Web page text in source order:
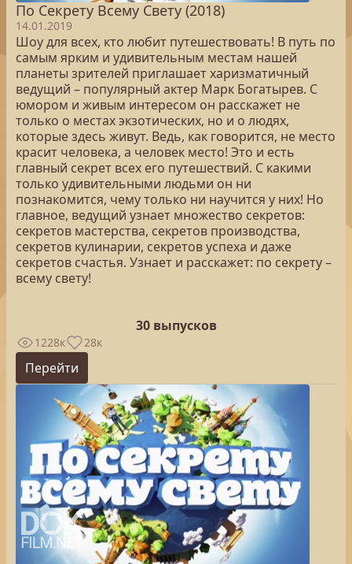
По Секрету Всему Свету (2018)
14.01.2019
Шоу для всех, кто любит путешествовать! В путь по
самым ярким и удивительным местам нашей
планеты зрителей приглашает харизматичный
ведущий – популярный актер Марк Богатырев. С
юмором и живым интересом он расскажет не
только о местах экзотических, но и о людях,
которые здесь живут. Ведь, как говорится, не место
красит человека, а человек место! Это и есть
главный секрет всех его путешествий. С какими
только удивительными людьми он ни
познакомится, чему только ни научится у них! Но
главное, ведущий узнает множество секретов:
секретов мастерства, секретов производства,
секретов кулинарии, секретов успеха и даже
секретов счастья. Узнает и расскажет: по секрету –
всему свету!
30 выпусков
1228к 28к
Перейти